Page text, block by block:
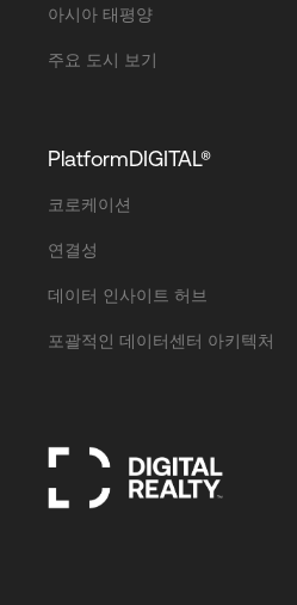
아시아 태평양
주요 도시 보기
PlatformDIGITAL®
코로케이션
연결성
데이터 인사이트 허브
포괄적인 데이터센터 아키텍처